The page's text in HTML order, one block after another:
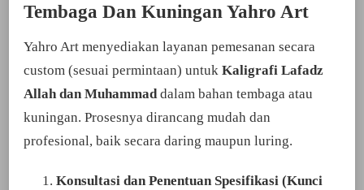
Tembaga Dan Kuningan Yahro Art
Yahro Art menyediakan layanan pemesanan secara
custom (sesuai permintaan) untuk Kaligrafi Lafadz
Allah dan Muhammaddalam bahan tembaga atau
kuningan. Prosesnya dirancang mudah dan
profesional, baik secara daring maupun luring.
Konsultasi dan Penentuan Spesifikasi (Kunci